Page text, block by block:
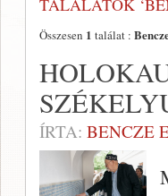
TALÁLATOK
Összesen 1 találat :
ÍRTA: BENCZE